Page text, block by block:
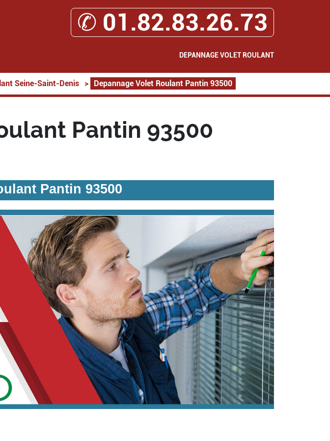
✆ 01.82.83.26.73
DEPANNAGE VOLET ROULANT
Seine-Saint-Denis > Depannage Volet Roulant Pantin 93500
Pantin 93500
Pantin 93500